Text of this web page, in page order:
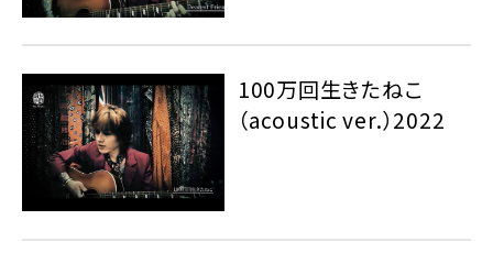
100万回生きたねこ
（acoustic ver.）2022